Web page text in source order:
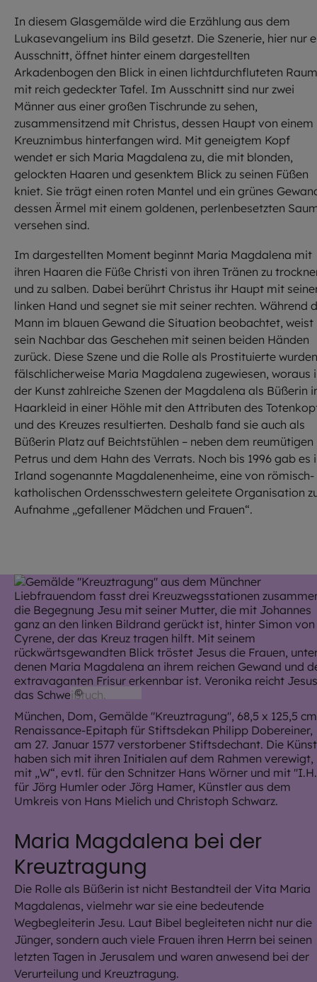
In diesem Glasgemälde wird die Erzählung aus dem
Lukasevangelium ins Bild gesetzt. Die Szenerie, hier nur
Ausschnitt, öffnet hinter einem dargestellten
Arkadenbogen den Blick in einen lichtdurchfluteten Raum
mit reich gedeckter Tafel. Im Ausschnitt sind nur zwei
Männer aus einer großen Tischrunde zu sehen,
zusammensitzend mit Christus, dessen Haupt von einem
Kreuznimbus hinterfangen wird. Mit geneigtem Kopf
wendet er sich Maria Magdalena zu, die mit blonden,
gelockten Haaren und gesenktem Blick zu seinen Füßen
kniet. Sie trägt einen roten Mantel und ein grünes
dessen Ärmel mit einem goldenen, perlenbesetzten
versehen sind.
Im dargestellten Moment beginnt Maria Magdalena mit
ihren Haaren die Füße Christi von ihren Tränen zu
und zu salben. Dabei berührt Christus ihr Haupt mit
linken Hand und segnet sie mit seiner rechten. Während
Mann im blauen Gewand die Situation beobachtet, weist
sein Nachbar das Geschehen mit seinen beiden Händen
zurück. Diese Szene und die Rolle als Prostituierte wurden
fälschlicherweise Maria Magdalena zugewiesen, woraus
der Kunst zahlreiche Szenen der Magdalena als Büßerin
Haarkleid in einer Höhle mit den Attributen des
und des Kreuzes resultierten. Deshalb fand sie auch als
Büßerin Platz auf Beichtstühlen – neben dem reumütigen
Petrus und dem Hahn des Verrats. Noch bis 1996 gab es
Irland sogenannte Magdalenenheime, eine von römisch-
katholischen Ordensschwestern geleitete Organisation
Aufnahme „gefallener Mädchen und Frauen“.
© Mülbe 09
München, Dom, Gemälde "Kreuztragung", 68,5 x 125,5
Renaissance-Epitaph für Stiftsdekan Philipp Dobereiner,
am 27. Januar 1577 verstorbener Stiftsdechant. Die
haben sich mit ihren Initialen auf dem Rahmen verewigt,
mit „W“, evtl. für den Schnitzer Hans Wörner und mit
für Jörg Humler oder Jörg Hamer, Künstler aus dem
Umkreis von Hans Mielich und Christoph Schwarz.
Maria Magdalena bei der
Kreuztragung
Die Rolle als Büßerin ist nicht Bestandteil der Vita Maria
Magdalenas, vielmehr war sie eine bedeutende
Wegbegleiterin Jesu. Laut Bibel begleiteten nicht nur die
Jünger, sondern auch viele Frauen ihren Herrn bei seinen
letzten Tagen in Jerusalem und waren anwesend bei der
Verurteilung und Kreuztragung.